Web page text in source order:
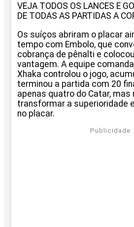
VEJA TODOS OS LANCES E
DE TODAS AS PARTIDAS A
Os suíços abriram o placar
tempo com Embolo, que
cobrança de pênalti e
vantagem. A equipe
Xhaka controlou o jogo,
terminou a partida com 20
apenas quatro do Catar, mas
transformar a superioridade
no placar.
Publicidade